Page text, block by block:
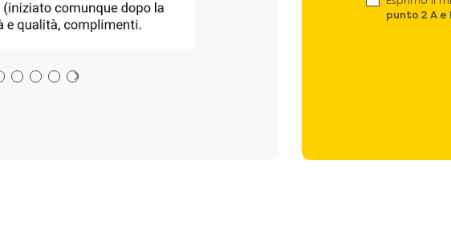
punto 2 A e